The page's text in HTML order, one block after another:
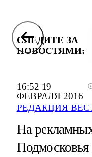
16:52 19
ФЕВРАЛЯ 2016
РЕДАКЦИЯ
СЛЕДИТЕ ЗА
НОВОСТЯМИ:
На
Подмосковья